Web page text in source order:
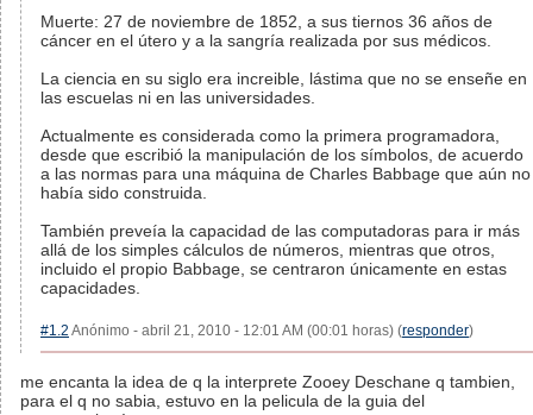
Muerte: 27 de noviembre de 1852, a sus tiernos 36 años de
cáncer en el útero y a la sangría realizada por sus médicos.
La ciencia en su siglo era increible, lástima que no se enseñe en
las escuelas ni en las universidades.
Actualmente es considerada como la primera programadora,
desde que escribió la manipulación de los símbolos, de acuerdo
a las normas para una máquina de Charles Babbage que aún no
había sido construida.
También preveía la capacidad de las computadoras para ir más
allá de los simples cálculos de números, mientras que otros,
incluido el propio Babbage, se centraron únicamente en estas
capacidades.
#1.2 Anónimo - abril 21, 2010 - 12:01 AM (00:01 horas) (responder)
me encanta la idea de q la interprete Zooey Deschane q tambien,
para el q no sabia, estuvo en la pelicula de la guia del